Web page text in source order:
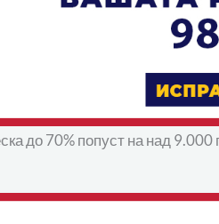
до 70% попуст на над